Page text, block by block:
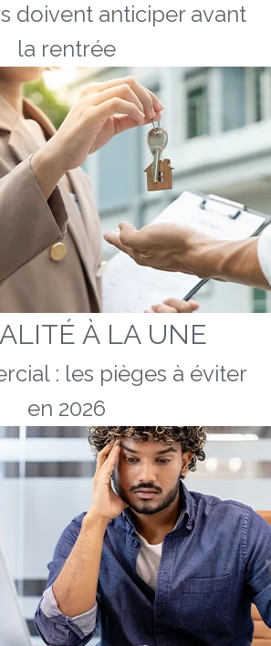
doivent anticiper avant
la rentrée
À LA UNE
: les pièges à éviter
en 2026